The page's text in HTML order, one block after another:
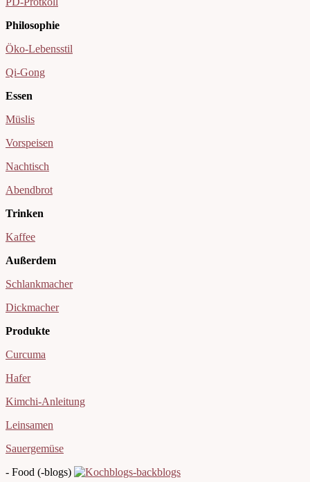
Philosophie
Öko-Lebensstil
Qi-Gong
Essen
Müslis
Vorspeisen
Nachtisch
Abendbrot
Trinken
Kaffee
Außerdem
Schlankmacher
Dickmacher
Produkte
Curcuma
Hafer
Kimchi-Anleitung
Leinsamen
Sauergemüse
- Food (-blogs)